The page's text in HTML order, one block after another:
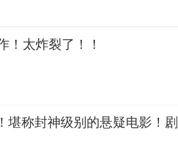
！太炸裂了！！
堪称封神级别的悬疑电影！剧